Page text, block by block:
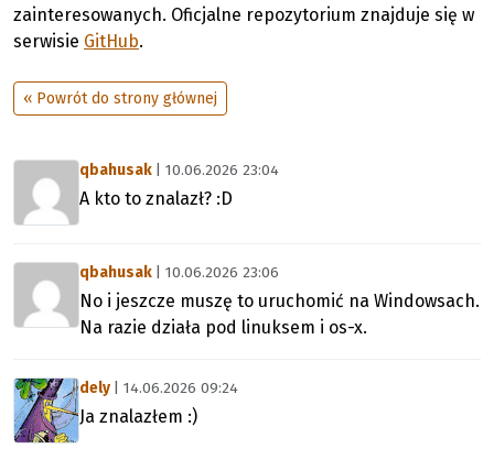
zainteresowanych. Oficjalne repozytorium znajduje się w
serwisie GitHub.
« Powrót do strony głównej
qbahusak | 10.06.2026 23:04
A kto to znalazł? :D
qbahusak | 10.06.2026 23:06
No i jeszcze muszę to uruchomić na Windowsach.
Na razie działa pod linuksem i os-x.
dely | 14.06.2026 09:24
Ja znalazłem :)